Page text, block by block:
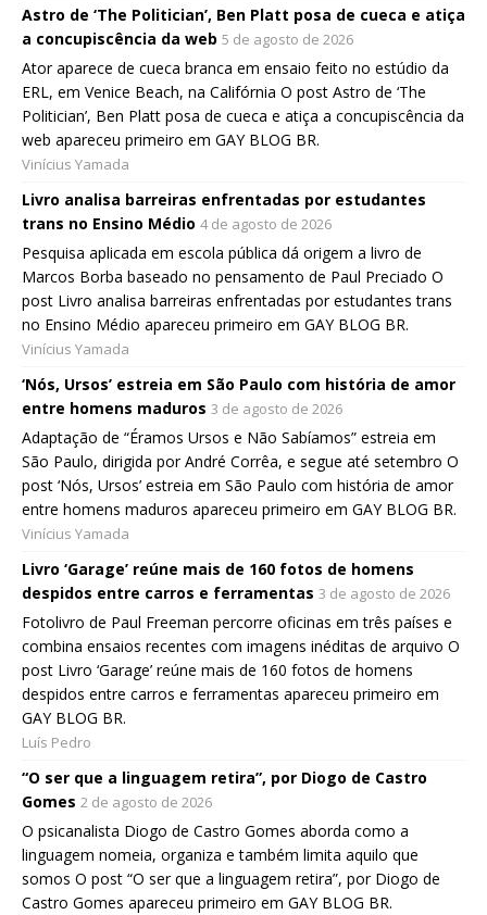
Astro de ‘The Politician’, Ben Platt posa de cueca e atiça
a concupiscência da web 5 de agosto de 2026
Ator aparece de cueca branca em ensaio feito no estúdio da
ERL, em Venice Beach, na Califórnia O post Astro de ‘The
Politician’, Ben Platt posa de cueca e atiça a concupiscência da
web apareceu primeiro em GAY BLOG BR.
Vinícius Yamada
Livro analisa barreiras enfrentadas por estudantes
trans no Ensino Médio 4 de agosto de 2026
Pesquisa aplicada em escola pública dá origem a livro de
Marcos Borba baseado no pensamento de Paul Preciado O
post Livro analisa barreiras enfrentadas por estudantes trans
no Ensino Médio apareceu primeiro em GAY BLOG BR.
Vinícius Yamada
‘Nós, Ursos’ estreia em São Paulo com história de amor
entre homens maduros 3 de agosto de 2026
Adaptação de “Éramos Ursos e Não Sabíamos” estreia em
São Paulo, dirigida por André Corrêa, e segue até setembro O
post ‘Nós, Ursos’ estreia em São Paulo com história de amor
entre homens maduros apareceu primeiro em GAY BLOG BR.
Vinícius Yamada
Livro ‘Garage’ reúne mais de 160 fotos de homens
despidos entre carros e ferramentas 3 de agosto de 2026
Fotolivro de Paul Freeman percorre oficinas em três países e
combina ensaios recentes com imagens inéditas de arquivo O
post Livro ‘Garage’ reúne mais de 160 fotos de homens
despidos entre carros e ferramentas apareceu primeiro em
GAY BLOG BR.
Luís Pedro
“O ser que a linguagem retira”, por Diogo de Castro
Gomes 2 de agosto de 2026
O psicanalista Diogo de Castro Gomes aborda como a
linguagem nomeia, organiza e também limita aquilo que
somos O post “O ser que a linguagem retira”, por Diogo de
Castro Gomes apareceu primeiro em GAY BLOG BR.